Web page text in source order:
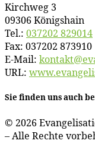
Kirch­weg 3
09306 Königshain
Tel.: 037202 829014
Fax: 037202 873910
E‑Mail:
URL:
Sie fin­den uns auch
© 2026
– Al­le Rech­te